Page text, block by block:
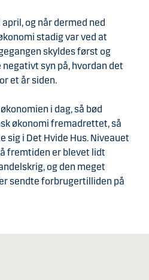
og når dermed ned
stadig var ved at
skyldes først og
syn på, hvordan det
et år siden.
i dag, så bød
økonomi fremadrettet, så
sig i Det Hvide Hus. Niveauet
fremtiden er blevet lidt
og den meget
sendte forbrugertilliden på